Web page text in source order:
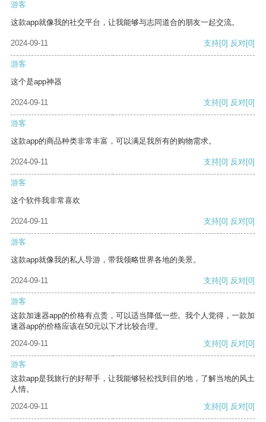
游客
这款app就像我的社交平台，让我能够与志同道合的朋友一起交流。
2024-09-11 支持[0] 反对[0]
游客
这个是app神器
2024-09-11 支持[0] 反对[0]
游客
这款app的商品种类非常丰富，可以满足我所有的购物需求。
2024-09-11 支持[0] 反对[0]
游客
这个软件我非常喜欢
2024-09-11 支持[0] 反对[0]
游客
这款app就像我的私人导游，带我领略世界各地的美景。
2024-09-11 支持[0] 反对[0]
游客
这款加速器app的价格有点贵，可以适当降低一些。我个人觉得，一款加
速器app的价格应该在50元以下才比较合理。
2024-09-11
支持[0] 反对[0]
游客
这款app是我旅行的好帮手，让我能够轻松找到目的地，了解当地的风土
人情。
2024-09-11
支持[0] 反对[0]